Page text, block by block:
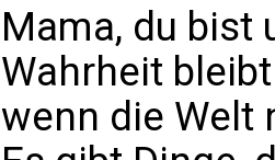
Mama, du bist
Wahrheit
wenn die Welt